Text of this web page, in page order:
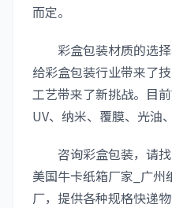
而定。
彩盒包装材质的选择
给彩盒包装行业带来了
工艺带来了新挑战。目
UV、纳米、覆膜、光油
咨询彩盒包装，请找
美国牛卡纸箱厂家_广
厂，提供各种规格快递